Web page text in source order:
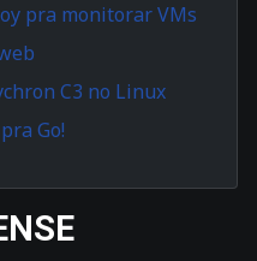
pra monitorar VMs
C3 no Linux
Go!